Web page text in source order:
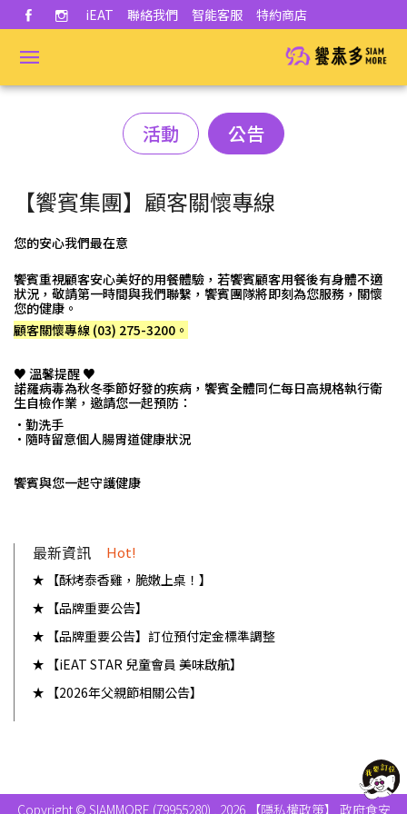
iEAT 聯絡我們 智能客服 特約商店
活動 公告
【饗賓集團】顧客關懷專線
您的安心我們最在意
饗賓重視顧客安心美好的用餐體驗，若饗賓顧客用餐後有身體不適
狀況，敬請第一時間與我們聯繫，饗賓團隊將即刻為您服務，關懷
您的健康。
顧客關懷專線 (03) 275-3200。
♥️ 溫馨提醒 ♥️
諾羅病毒為秋冬季節好發的疾病，饗賓全體同仁每日高規格執行衛
生自檢作業，邀請您一起預防：
•勤洗手
•隨時留意個人腸胃道健康狀況
饗賓與您一起守護健康
最新資訊 Hot!
【酥烤泰香雞，脆嫩上桌！】
【品牌重要公告】
【品牌重要公告】訂位預付定金標準調整
【iEAT STAR 兒童會員 美味啟航】
【2026年父親節相關公告】
Copyright © SIAMMORE (79955280) , 2026 【隱私權政策】 政府食安